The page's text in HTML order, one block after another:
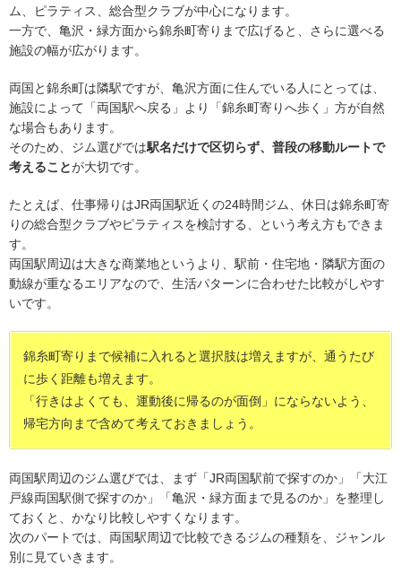
ム、ピラティス、総合型クラブが中心になります。
一方で、亀沢・緑方面から錦糸町寄りまで広げると、さらに選べる
施設の幅が広がります。
両国と錦糸町は隣駅ですが、亀沢方面に住んでいる人にとっては、
施設によって「両国駅へ戻る」より「錦糸町寄りへ歩く」方が自然
な場合もあります。
そのため、ジム選びでは駅名だけで区切らず、普段の移動ルートで
考えることが大切です。
たとえば、仕事帰りはJR両国駅近くの24時間ジム、休日は錦糸町寄
りの総合型クラブやピラティスを検討する、という考え方もできま
す。
両国駅周辺は大きな商業地というより、駅前・住宅地・隣駅方面の
動線が重なるエリアなので、生活パターンに合わせた比較がしやす
いです。
錦糸町寄りまで候補に入れると選択肢は増えますが、通うたび
に歩く距離も増えます。
「行きはよくても、運動後に帰るのが面倒」にならないよう、
帰宅方向まで含めて考えておきましょう。
両国駅周辺のジム選びでは、まず「JR両国駅前で探すのか」「大江
戸線両国駅側で探すのか」「亀沢・緑方面まで見るのか」を整理し
ておくと、かなり比較しやすくなります。
次のパートでは、両国駅周辺で比較できるジムの種類を、ジャンル
別に見ていきます。